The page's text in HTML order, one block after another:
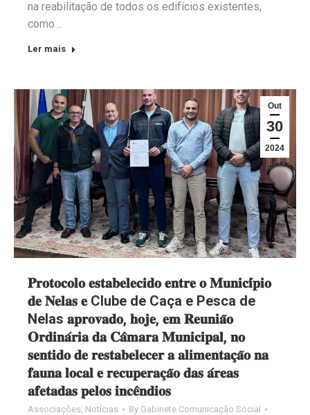
na reabilitação de todos os edifícios existentes,
como…
Ler mais
Out
30
2024
𝐏𝐫𝐨𝐭𝐨𝐜𝐨𝐥𝐨 𝐞𝐬𝐭𝐚𝐛𝐞𝐥𝐞𝐜𝐢𝐝𝐨 𝐞𝐧𝐭𝐫𝐞 𝐨 𝐌𝐮𝐧𝐢𝐜𝐢́𝐩𝐢𝐨
𝐝𝐞 𝐍𝐞𝐥𝐚𝐬 𝐞 Clube de Caça e Pesca de
Nelas 𝐚𝐩𝐫𝐨𝐯𝐚𝐝𝐨, 𝐡𝐨𝐣𝐞, 𝐞𝐦 𝐑𝐞𝐮𝐧𝐢𝐚̃𝐨
𝐎𝐫𝐝𝐢𝐧𝐚́𝐫𝐢𝐚 𝐝𝐚 𝐂𝐚̂𝐦𝐚𝐫𝐚 𝐌𝐮𝐧𝐢𝐜𝐢𝐩𝐚𝐥, 𝐧𝐨
𝐬𝐞𝐧𝐭𝐢𝐝𝐨 𝐝𝐞 𝐫𝐞𝐬𝐭𝐚𝐛𝐞𝐥𝐞𝐜𝐞𝐫 𝐚 𝐚𝐥𝐢𝐦𝐞𝐧𝐭𝐚𝐜̧𝐚̃𝐨 𝐧𝐚
𝐟𝐚𝐮𝐧𝐚 𝐥𝐨𝐜𝐚𝐥 𝐞 𝐫𝐞𝐜𝐮𝐩𝐞𝐫𝐚𝐜̧𝐚̃𝐨 𝐝𝐚𝐬 𝐚́𝐫𝐞𝐚𝐬
𝐚𝐟𝐞𝐭𝐚𝐝𝐚𝐬 𝐩𝐞𝐥𝐨𝐬 𝐢𝐧𝐜𝐞̂𝐧𝐝𝐢𝐨𝐬
Associações Notícias By Gabinete Comunicação Social